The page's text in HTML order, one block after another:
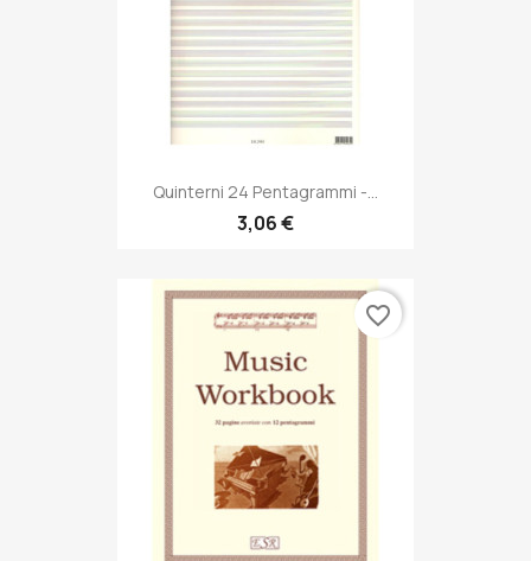
Quinterni 24 Pentagrammi -...
3,06 €
favorite_border